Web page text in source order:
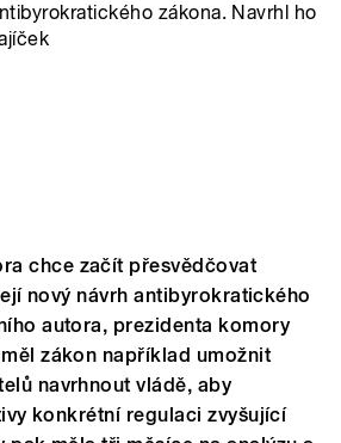
zákona. Navrhl ho
chce začít přesvědčovat
nový návrh antibyrokratického
autora, prezidenta komory
zákon například umožnit
navrhnout vládě, aby
konkrétní regulaci zvyšující